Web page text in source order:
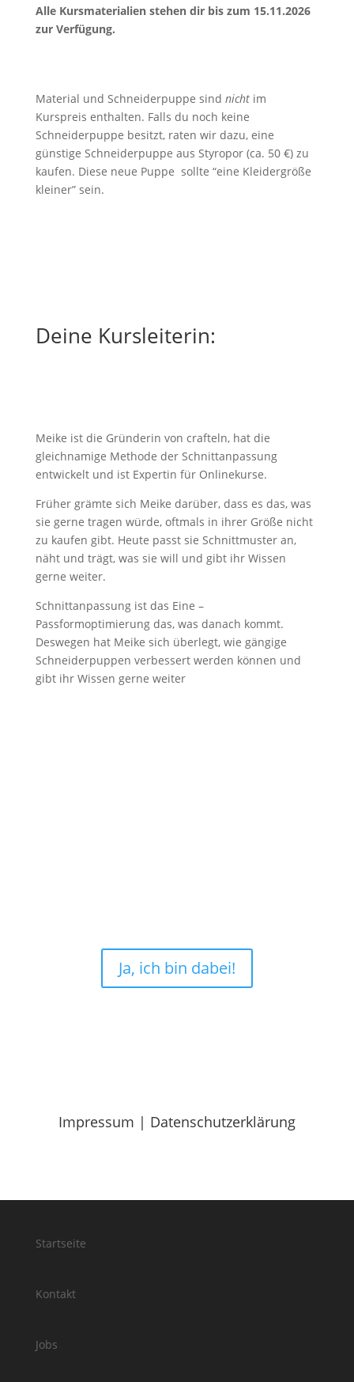
Alle Kursmaterialien stehen dir bis zum 15.11.2026
zur Verfügung.
Material und Schneiderpuppe sind nichtim
Kurspreis enthalten. Falls du noch keine
Schneiderpuppe besitzt, raten wir dazu, eine
günstige Schneiderpuppe aus Styropor (ca. 50 €) zu
kaufen. Diese neue Puppe sollte “eine Kleidergröße
kleiner” sein.
Deine Kursleiterin:
Meike ist die Gründerin von crafteln, hat die
gleichnamige Methode der Schnittanpassung
entwickelt und ist Expertin für Onlinekurse.
Früher grämte sich Meike darüber, dass es das, was
sie gerne tragen würde, oftmals in ihrer Größe nicht
zu kaufen gibt. Heute passt sie Schnittmuster an,
näht und trägt, was sie will und gibt ihr Wissen
gerne weiter.
Schnittanpassung ist das Eine –
Passformoptimierung das, was danach kommt.
Deswegen hat Meike sich überlegt, wie gängige
Schneiderpuppen verbessert werden können und
gibt ihr Wissen gerne weiter
Ja, ich bin dabei!
Impressum | Datenschutzerklärung
Startseite
Kontakt
Jobs